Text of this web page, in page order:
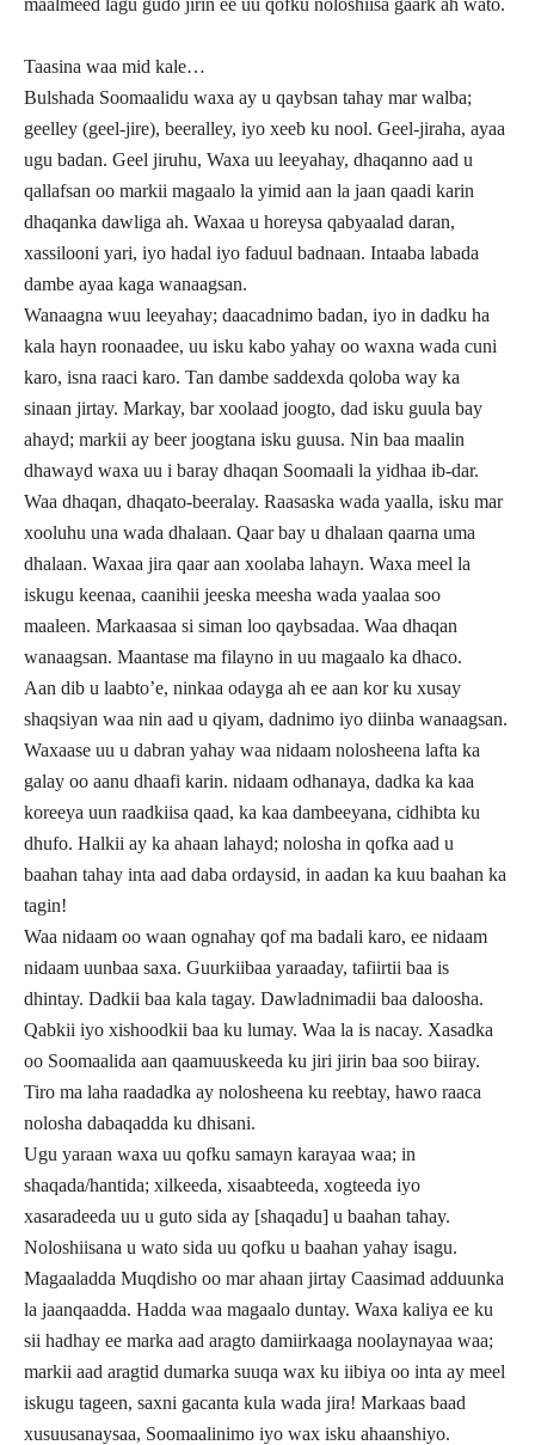
maalmeed lagu gudo jirin ee uu qofku noloshiisa gaark ah wato.
Taasina waa mid kale…
Bulshada Soomaalidu waxa ay u qaybsan tahay mar walba;
geelley (geel-jire), beeralley, iyo xeeb ku nool. Geel-jiraha, ayaa
ugu badan. Geel jiruhu, Waxa uu leeyahay, dhaqanno aad u
qallafsan oo markii magaalo la yimid aan la jaan qaadi karin
dhaqanka dawliga ah. Waxaa u horeysa qabyaalad daran,
xassilooni yari, iyo hadal iyo faduul badnaan. Intaaba labada
dambe ayaa kaga wanaagsan.
Wanaagna wuu leeyahay; daacadnimo badan, iyo in dadku ha
kala hayn roonaadee, uu isku kabo yahay oo waxna wada cuni
karo, isna raaci karo. Tan dambe saddexda qoloba way ka
sinaan jirtay. Markay, bar xoolaad joogto, dad isku guula bay
ahayd; markii ay beer joogtana isku guusa. Nin baa maalin
dhawayd waxa uu i baray dhaqan Soomaali la yidhaa ib-dar.
Waa dhaqan, dhaqato-beeralay. Raasaska wada yaalla, isku mar
xooluhu una wada dhalaan. Qaar bay u dhalaan qaarna uma
dhalaan. Waxaa jira qaar aan xoolaba lahayn. Waxa meel la
iskugu keenaa, caanihii jeeska meesha wada yaalaa soo
maaleen. Markaasaa si siman loo qaybsadaa. Waa dhaqan
wanaagsan. Maantase ma filayno in uu magaalo ka dhaco.
Aan dib u laabto’e, ninkaa odayga ah ee aan kor ku xusay
shaqsiyan waa nin aad u qiyam, dadnimo iyo diinba wanaagsan.
Waxaase uu u dabran yahay waa nidaam nolosheena lafta ka
galay oo aanu dhaafi karin. nidaam odhanaya, dadka ka kaa
koreeya uun raadkiisa qaad, ka kaa dambeeyana, cidhibta ku
dhufo. Halkii ay ka ahaan lahayd; nolosha in qofka aad u
baahan tahay inta aad daba ordaysid, in aadan ka kuu baahan ka
tagin!
Waa nidaam oo waan ognahay qof ma badali karo, ee nidaam
nidaam uunbaa saxa. Guurkiibaa yaraaday, tafiirtii baa is
dhintay. Dadkii baa kala tagay. Dawladnimadii baa daloosha.
Qabkii iyo xishoodkii baa ku lumay. Waa la is nacay. Xasadka
oo Soomaalida aan qaamuuskeeda ku jiri jirin baa soo biiray.
Tiro ma laha raadadka ay nolosheena ku reebtay, hawo raaca
nolosha dabaqadda ku dhisani.
Ugu yaraan waxa uu qofku samayn karayaa waa; in
shaqada/hantida; xilkeeda, xisaabteeda, xogteeda iyo
xasaradeeda uu u guto sida ay [shaqadu] u baahan tahay.
Noloshiisana u wato sida uu qofku u baahan yahay isagu.
Magaaladda Muqdisho oo mar ahaan jirtay Caasimad adduunka
la jaanqaadda. Hadda waa magaalo duntay. Waxa kaliya ee ku
sii hadhay ee marka aad aragto damiirkaaga noolaynayaa waa;
markii aad aragtid dumarka suuqa wax ku iibiya oo inta ay meel
iskugu tageen, saxni gacanta kula wada jira! Markaas baad
xusuusanaysaa, Soomaalinimo iyo wax isku ahaanshiyo.